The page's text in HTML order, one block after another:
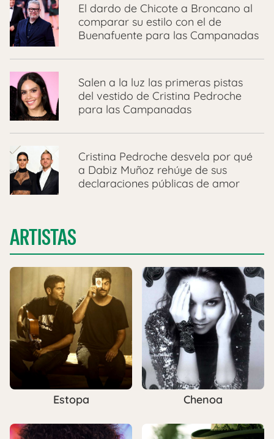
El dardo de Chicote a Broncano al
comparar su estilo con el de
Buenafuente para las Campanadas
Salen a la luz las primeras pistas
del vestido de Cristina Pedroche
para las Campanadas
Cristina Pedroche desvela por qué
a Dabiz Muñoz rehúye de sus
declaraciones públicas de amor
ARTISTAS
Estopa Chenoa